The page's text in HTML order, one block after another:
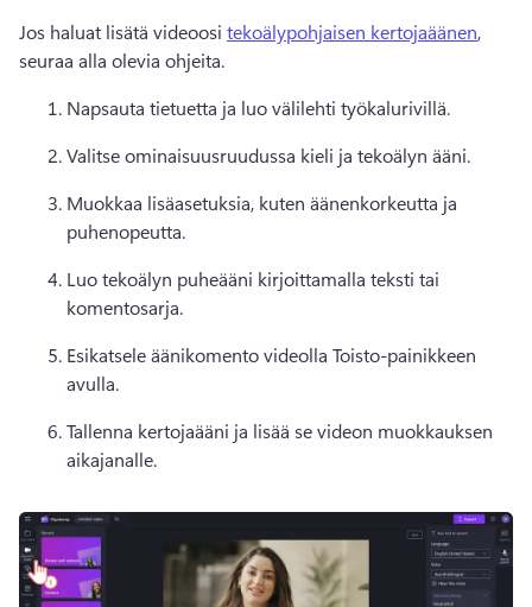
Jos haluat lisätä videoosi tekoälypohjaisen kertojaäänen,
seuraa alla olevia ohjeita.
Napsauta tietuetta ja luo välilehti työkalurivillä.
Valitse ominaisuusruudussa kieli ja tekoälyn ääni.
Muokkaa lisäasetuksia, kuten äänenkorkeutta ja
puhenopeutta.
Luo tekoälyn puheääni kirjoittamalla teksti tai
komentosarja.
Esikatsele äänikomento videolla Toisto-painikkeen
avulla.
Tallenna kertojaääni ja lisää se videon muokkauksen
aikajanalle.